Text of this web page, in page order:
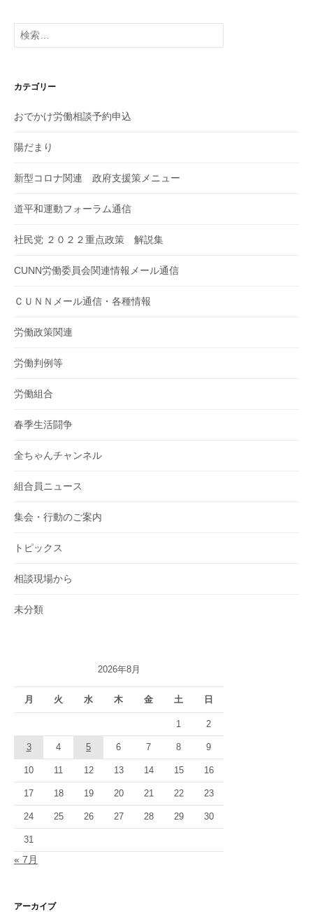
検
索:
カテゴリー
おでかけ労働相談予約申込
陽だまり
新型コロナ関連 政府支援策メニュー
道平和運動フォーラム通信
社民党 ２０２２重点政策 解説集
CUNN労働委員会関連情報メール通信
ＣＵＮＮメール通信・各種情報
労働政策関連
労働判例等
労働組合
春季生活闘争
全ちゃんチャンネル
組合員ニュース
集会・行動のご案内
トピックス
相談現場から
未分類
2026年8月
月 火 水 木 金 土 日
1 2
3 4 5 6 7 8 9
10 11 12 13 14 15 16
17 18 19 20 21 22 23
24 25 26 27 28 29 30
31
« 7月
アーカイブ